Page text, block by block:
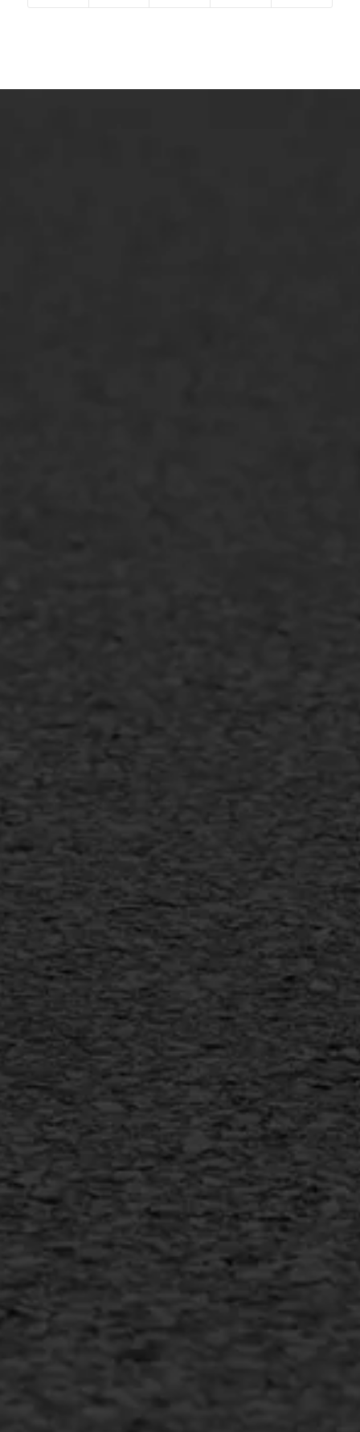
Gietasfalt reparatie
Scheurreparatie
Flexigoot
Vertical seal
Vlakslijpen
Vorstschade
AWS ASFALTWERKEN
+31 493 842 840
info@asfaltwerken.nl
MEER INFORMATIE
Inschrijven nieuwsbrief
Duurzaam ondernemen